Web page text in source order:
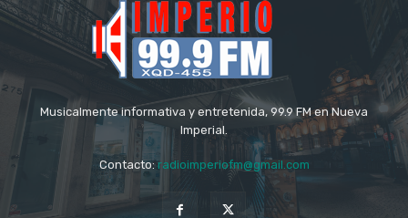
Musicalmente informativa y entretenida, 99.9 FM en Nueva
Imperial.
Contacto:radioimperiofm@gmail.com